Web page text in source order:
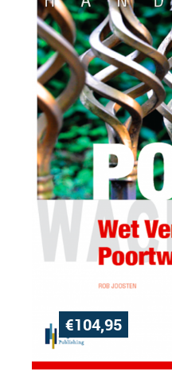
€104,95